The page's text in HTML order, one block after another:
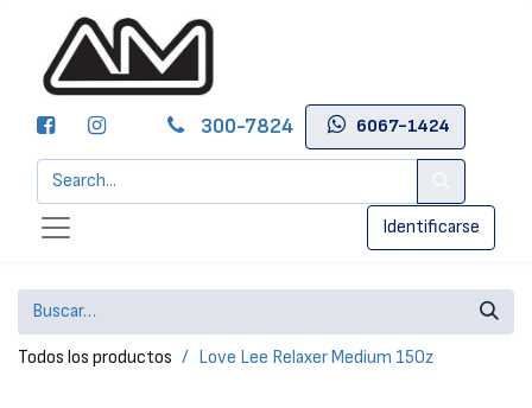
300-7824 6067-1424
Identificarse
Todos los productos Love Lee Relaxer Medium 15Oz